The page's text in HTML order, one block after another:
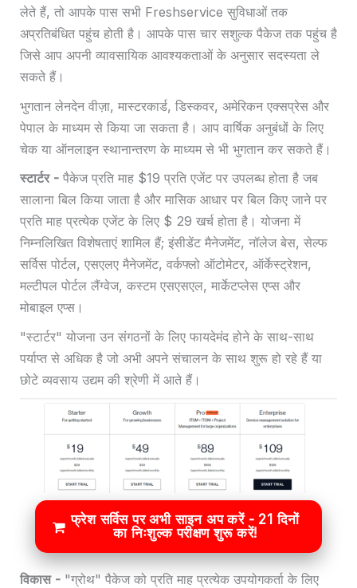
लेते हैं, तो आपके पास सभी Freshservice सुविधाओं तक
अप्रतिबंधित पहुंच होती है। आपके पास चार सशुल्क पैकेज तक पहुंच है
जिसे आप अपनी व्यावसायिक आवश्यकताओं के अनुसार सदस्यता ले
सकते हैं।
भुगतान लेनदेन वीज़ा, मास्टरकार्ड, डिस्कवर, अमेरिकन एक्सप्रेस और
पेपाल के माध्यम से किया जा सकता है। आप वार्षिक अनुबंधों के लिए
चेक या ऑनलाइन स्थानान्तरण के माध्यम से भी भुगतान कर सकते हैं।
स्टार्टर - पैकेज प्रति माह $19 प्रति एजेंट पर उपलब्ध होता है जब
सालाना बिल किया जाता है और मासिक आधार पर बिल किए जाने पर
प्रति माह प्रत्येक एजेंट के लिए $ 29 खर्च होता है। योजना में
निम्नलिखित विशेषताएं शामिल हैं; इंसीडेंट मैनेजमेंट, नॉलेज बेस, सेल्फ
सर्विस पोर्टल, एसएलए मैनेजमेंट, वर्कफ्लो ऑटोमेटर, ऑर्केस्ट्रेशन,
मल्टीपल पोर्टल लैंग्वेज, कस्टम एसएसएल, मार्केटप्लेस एप्स और
मोबाइल एप्स।
"स्टार्टर" योजना उन संगठनों के लिए फायदेमंद होने के साथ-साथ
पर्याप्त से अधिक है जो अभी अपने संचालन के साथ शुरू हो रहे हैं या
छोटे व्यवसाय उद्यम की श्रेणी में आते हैं।
फ्रेश सर्विस पर अभी साइन अप करें - 21 दिनों
का निःशुल्क परीक्षण शुरू करें!
विकास - "ग्रोथ" पैकेज को प्रति माह प्रत्येक उपयोगकर्ता के लिए